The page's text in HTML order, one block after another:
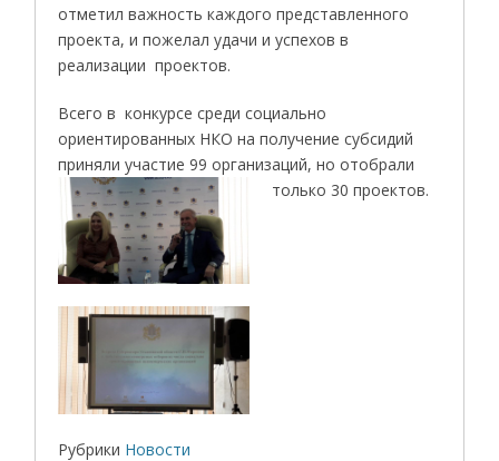
отметил важность каждого представленного
проекта, и пожелал удачи и успехов в
реализации проектов.
Всего в конкурсе среди социально
ориентированных НКО на получение субсидий
приняли участие 99 организаций, но отобрали
только 30 проектов.
Рубрики Новости